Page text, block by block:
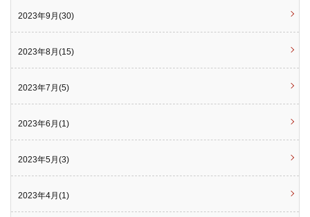
2023年9月(30)
2023年8月(15)
2023年7月(5)
2023年6月(1)
2023年5月(3)
2023年4月(1)